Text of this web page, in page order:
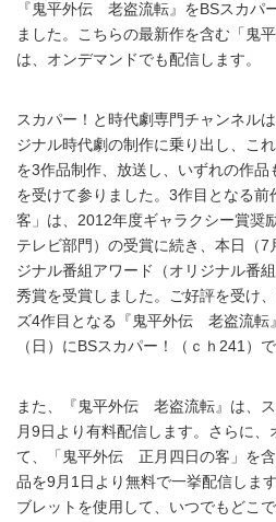
『鬼平外伝 老盗流転』をBSスカパ
ました。こちらの最新作を含む「鬼
は、オンデマンドでも配信します。
スカパー！と時代劇専門チャンネル
ジナル時代劇の制作に乗り出し、こ
を3作品制作、放送し、いずれの作
を受けて参りました。3作目となる
客」は、2012年度ギャラクシー賞奨
テレビ部門）の受賞に続き、本日（7
ジナル番組アワード（オリジナル番
秀賞を受賞しました。ご好評を受け
ズ4作目となる『鬼平外伝 老盗流転
（日）にBSスカパー！（ｃｈ241）
また、『鬼平外伝 老盗流転』は、
月9日より有料配信します。さらに、
て、「鬼平外伝 正月四日の客」を
品を9月1日より無料で一挙配信しま
ブレットを使用して、いつでもどこ